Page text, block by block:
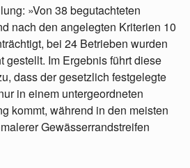
»Von 38 begutachteten
nach den angelegten Kriterien 10
bei 24 Betrieben wurden
gestellt. Im Ergebnis führt diese
dass der gesetzlich festgelegte
in einem untergeordneten
kommt, während in den meisten
Gewässerrandstreifen